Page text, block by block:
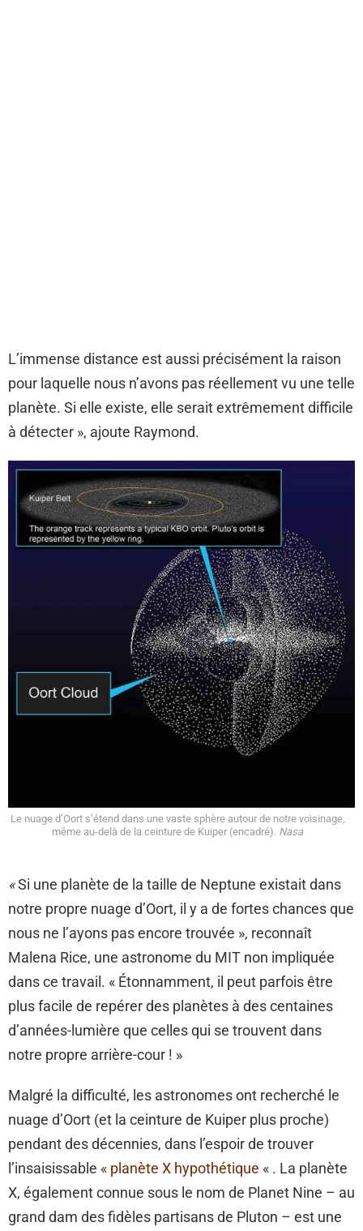
L’immense distance est aussi précisément la raison
pour laquelle nous n’avons pas réellement vu une telle
planète. Si elle existe, elle serait extrêmement difficile
à détecter », ajoute Raymond.
Le nuage d’Oort s’étend dans une vaste sphère autour de notre voisinage,
même au-delà de la ceinture de Kuiper (encadré). Nasa
«Si une planète de la taille de Neptune existait dans
notre propre nuage d’Oort, il y a de fortes chances que
nous ne l’ayons pas encore trouvée », reconnaît
Malena Rice, une astronome du MIT non impliquée
dans ce travail. « Étonnamment, il peut parfois être
plus facile de repérer des planètes à des centaines
d’années-lumière que celles qui se trouvent dans
notre propre arrière-cour ! »
Malgré la difficulté, les astronomes ont recherché le
nuage d’Oort (et la ceinture de Kuiper plus proche)
pendant des décennies, dans l’espoir de trouver
l’insaisissable « planète X hypothétique « . La planète
X, également connue sous le nom de Planet Nine – au
grand dam des fidèles partisans de Pluton – est une